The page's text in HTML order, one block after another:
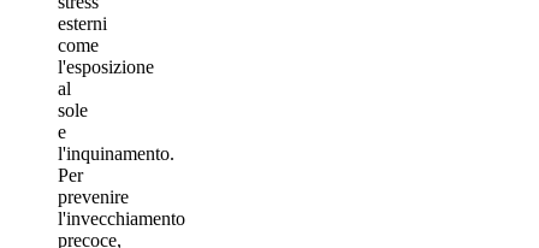
esterni
come
l'esposizione
al
sole
e
l'inquinamento.
Per
prevenire
l'invecchiamento
precoce,